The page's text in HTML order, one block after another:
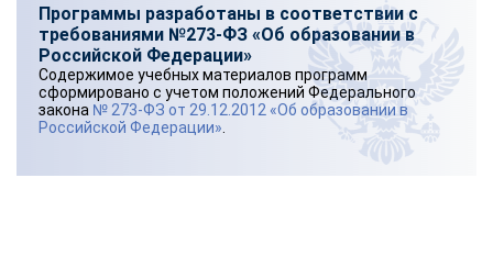
Программы разработаны в соответствии с
требованиями №273-ФЗ «Об образовании в
Российской Федерации»
Содержимое учебных материалов программ
сформировано с учетом положений Федерального
закона № 273-ФЗ от 29.12.2012 «Об образовании в
Российской Федерации»